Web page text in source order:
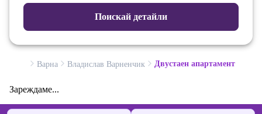
Поискай детайли
Варна Владислав Варненчик Двустаен апартамент
Зареждаме...